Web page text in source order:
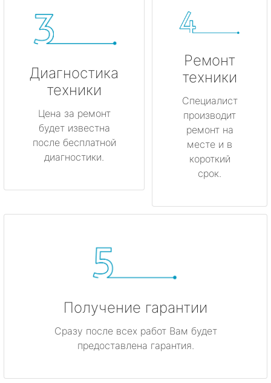
Диагностика
техники
Цена за ремонт
будет известна
после бесплатной
диагностики.
Ремонт
техники
Специалист
производит
ремонт на
месте и в
короткий
срок.
Получение гарантии
Сразу после всех работ Вам будет
предоставлена гарантия.